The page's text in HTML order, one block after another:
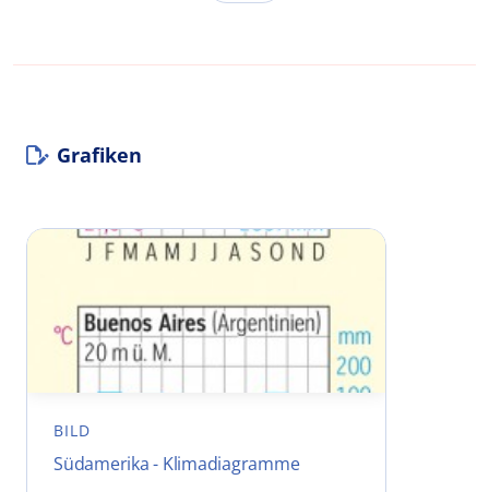
Grafiken
BILD
Südamerika - Klimadiagramme